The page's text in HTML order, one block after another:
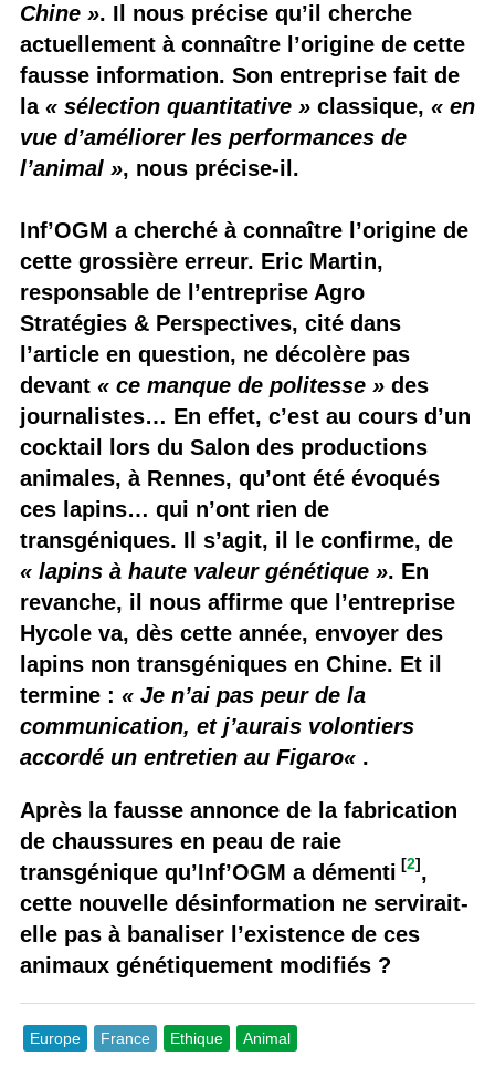
Chine ». Il nous précise qu’il cherche
actuellement à connaître l’origine de cette
fausse information. Son entreprise fait de
la « sélection quantitative »classique, « en
vue d’améliorer les performances de
l’animal », nous précise-il.
Inf’OGM a cherché à connaître l’origine de
cette grossière erreur. Eric Martin,
responsable de l’entreprise Agro
Stratégies & Perspectives, cité dans
l’article en question, ne décolère pas
devant « ce manque de politesse »des
journalistes… En effet, c’est au cours d’un
cocktail lors du Salon des productions
animales, à Rennes, qu’ont été évoqués
ces lapins… qui n’ont rien de
transgéniques. Il s’agit, il le confirme, de
« lapins à haute valeur génétique ». En
revanche, il nous affirme que l’entreprise
Hycole va, dès cette année, envoyer des
lapins non transgéniques en Chine. Et il
termine : « Je n’ai pas peur de la
communication, et j’aurais volontiers
accordé un entretien au Figaro« .
Après la fausse annonce de la fabrication
de chaussures en peau de raie
transgénique qu’Inf’OGM a démenti [2],
cette nouvelle désinformation ne servirait-
elle pas à banaliser l’existence de ces
animaux génétiquement modifiés ?
Europe France Ethique Animal